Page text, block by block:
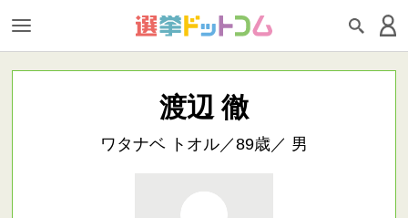
渡辺 徹
ワタナベ トオル／89歳／ 男